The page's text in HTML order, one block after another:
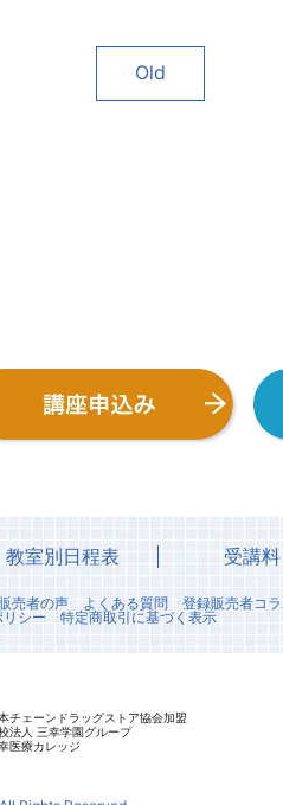
Old
教室別日程表 受講料
売者の声 よくある質問
登録販売者コ
シー 特定商取引に基づく表示
チェーンドラッグストア協会加盟
法人 三幸学園グループ
医療カレッジ